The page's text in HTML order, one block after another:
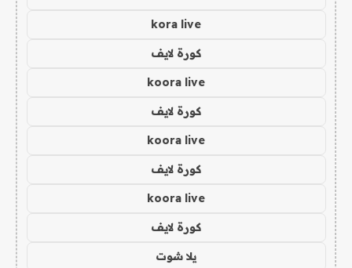
kora live
كورة لايف
koora live
كورة لايف
koora live
كورة لايف
koora live
كورة لايف
يلا شوت